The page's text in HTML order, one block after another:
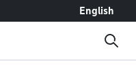
English